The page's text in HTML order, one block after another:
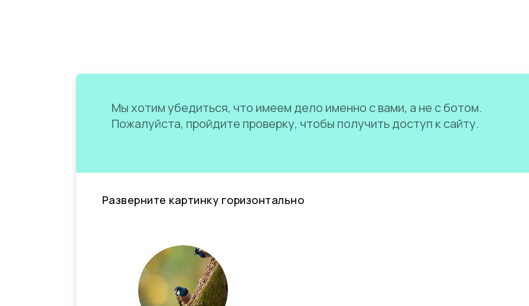
Мы хотим убедиться, что имеем дело именно с вами, а не с ботом.
Пожалуйста, пройдите проверку, чтобы получить доступ к сайту.
Разверните картинку горизонтально